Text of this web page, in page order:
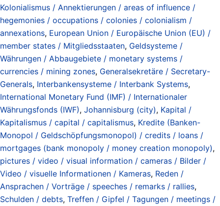
Kolonialismus / Annektierungen / areas of influence /
hegemonies / occupations / colonies / colonialism /
annexations, European Union / Europäische Union (EU) /
member states / Mitgliedsstaaten, Geldsysteme /
Währungen / Abbaugebiete / monetary systems /
currencies / mining zones, Generalsekretäre / Secretary-
Generals, Interbankensysteme / Interbank Systems,
International Monetary Fund (IMF) / Internationaler
Währungsfonds (IWF), Johannisburg (city), Kapital /
Kapitalismus / capital / capitalismus, Kredite (Banken-
Monopol / Geldschöpfungsmonopol) / credits / loans /
mortgages (bank monopoly / money creation monopoly),
pictures / video / visual information / cameras / Bilder /
Video / visuelle Informationen / Kameras, Reden /
Ansprachen / Vorträge / speeches / remarks / rallies,
Schulden / debts, Treffen / Gipfel / Tagungen / meetings /